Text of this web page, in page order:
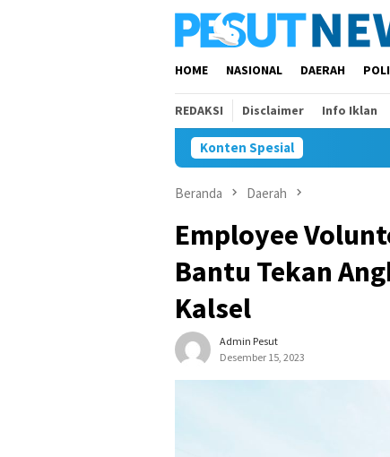
HOME NASIONAL DAERAH
REDAKSI Disclaimer Info Iklan
Konten Spesial
Beranda Daerah
Employee
Bantu Tekan
Kalsel
Admin Pesut
Desember 15, 2023